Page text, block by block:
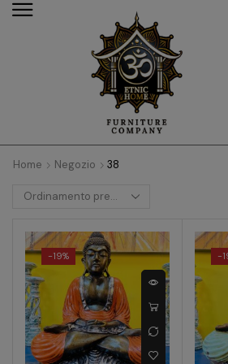
Home Negozio 38
-19% -